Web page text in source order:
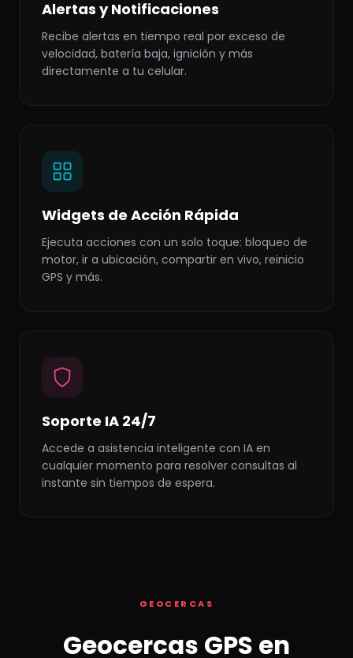
Alertas y Notificaciones
Recibe alertas en tiempo real por exceso de
velocidad, batería baja, ignición y más
directamente a tu celular.
Widgets de Acción Rápida
Ejecuta acciones con un solo toque: bloqueo de
motor, ir a ubicación, compartir en vivo, reinicio
GPS y más.
Soporte IA 24/7
Accede a asistencia inteligente con IA en
cualquier momento para resolver consultas al
instante sin tiempos de espera.
GEOCERCAS
Geocercas GPS en